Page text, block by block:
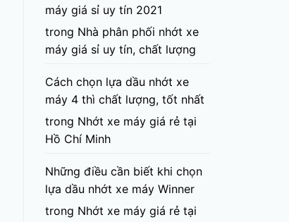
máy giá sỉ uy tín 2021
trong Nhà phân phối nhớt xe
máy giá sỉ uy tín, chất lượng
Cách chọn lựa dầu nhớt xe
máy 4 thì chất lượng, tốt nhất
trong Nhớt xe máy giá rẻ tại
Hồ Chí Minh
Những điều cần biết khi chọn
lựa dầu nhớt xe máy Winner
trong Nhớt xe máy giá rẻ tại